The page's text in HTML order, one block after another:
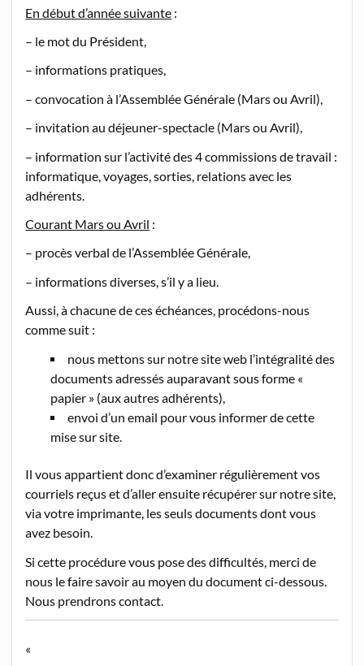
En début d’année suivante :
– le mot du Président,
– informations pratiques,
– convocation à l’Assemblée Générale (Mars ou Avril),
– invitation au déjeuner-spectacle (Mars ou Avril),
– information sur l’activité des 4 commissions de travail :
informatique, voyages, sorties, relations avec les
adhérents.
Courant Mars ou Avril :
– procès verbal de l’Assemblée Générale,
– informations diverses, s’il y a lieu.
Aussi, à chacune de ces échéances, procédons-nous
comme suit :
nous mettons sur notre site web l’intégralité des
documents adressés auparavant sous forme «
papier » (aux autres adhérents),
envoi d’un email pour vous informer de cette
mise sur site.
Il vous appartient donc d’examiner régulièrement vos
courriels reçus et d’aller ensuite récupérer sur notre site,
via votre imprimante, les seuls documents dont vous
avez besoin.
Si cette procédure vous pose des difficultés, merci de
nous le faire savoir au moyen du document ci-dessous.
Nous prendrons contact.
«